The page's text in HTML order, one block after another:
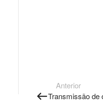
Anterior
Transmissão de